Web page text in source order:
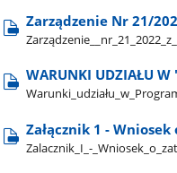
Zarządzenie Nr 21/
WARUNKI UDZIAŁU W
Załącznik 1 -
Zalacznik​_I​_-​